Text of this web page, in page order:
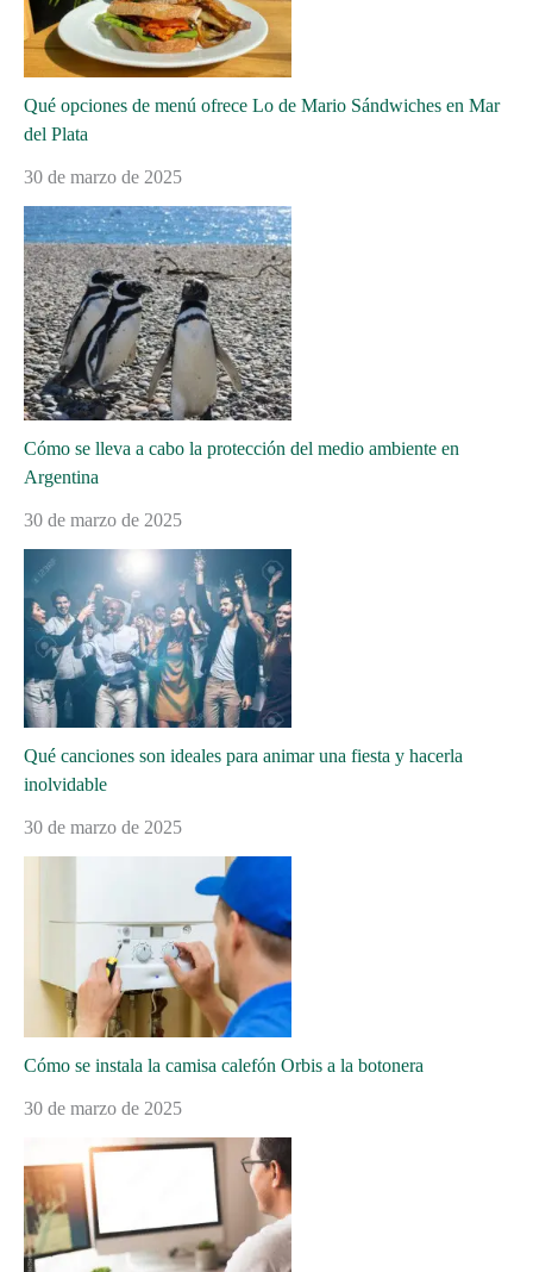
Qué opciones de menú ofrece Lo de Mario Sándwiches en Mar
del Plata
30 de marzo de 2025
Cómo se lleva a cabo la protección del medio ambiente en
Argentina
30 de marzo de 2025
Qué canciones son ideales para animar una fiesta y hacerla
inolvidable
30 de marzo de 2025
Cómo se instala la camisa calefón Orbis a la botonera
30 de marzo de 2025